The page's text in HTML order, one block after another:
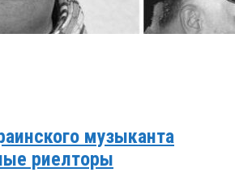
музыканта
риелторы